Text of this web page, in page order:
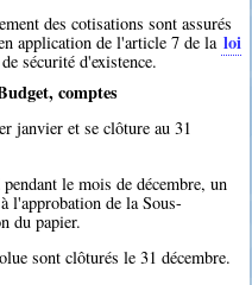
des cotisations sont assurés
application de l'article 7 de la loi
sécurité d'existence.
comptes
janvier et se clôture au 31
le mois de décembre, un
l'approbation de la Sous-
du papier.
sont clôturés le 31 décembre.